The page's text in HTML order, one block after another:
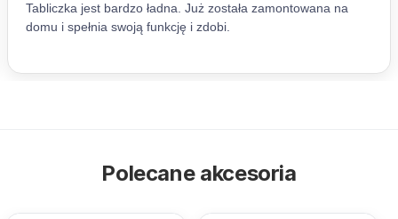
Polecane akcesoria